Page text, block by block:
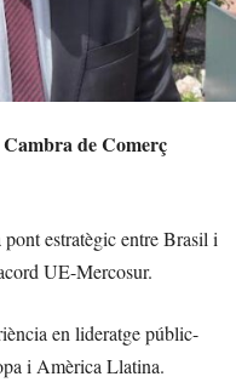
de Comerç
estratègic entre Brasil i
UE-Mercosur.
en lideratge públic-
i Amèrica Llatina.